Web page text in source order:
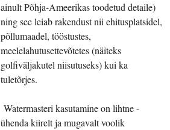
ainult Põhja-Ameerikas toodetud detaile)
ning see leiab rakendust nii ehitusplatsidel,
põllumaadel, tööstustes,
meelelahutusettevõtetes (näiteks
golfiväljakutel niisutuseks) kui ka
tuletõrjes.
Watermasteri kasutamine on lihtne -
ühenda kiirelt ja mugavalt voolik